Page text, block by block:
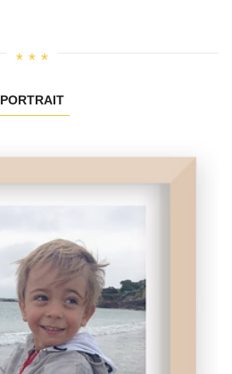
PORTRAIT